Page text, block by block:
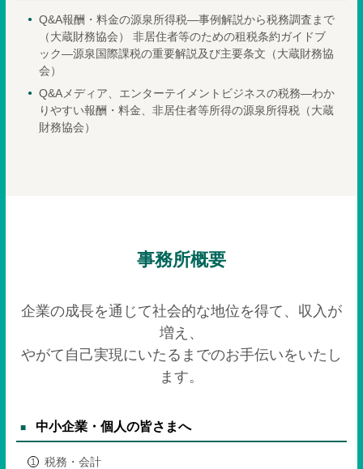
Q&A報酬・料金の源泉所得税―事例解説から税務調査まで
（大蔵財務協会） 非居住者等のための租税条約ガイドブ
ック―源泉国際課税の重要解説及び主要条文（大蔵財務協
会）
Q&Aメディア、エンターテイメントビジネスの税務―わか
りやすい報酬・料金、非居住者等所得の源泉所得税（大蔵
財務協会）
事務所概要
企業の成長を通じて社会的な地位を得て、収入が
増え、
やがて自己実現にいたるまでのお手伝いをいたし
ます。
中小企業・個人の皆さまへ
税務・会計